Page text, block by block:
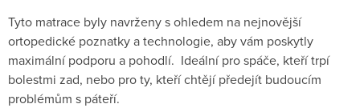
Tyto matrace byly navrženy s ohledem na nejnovější
ortopedické poznatky a technologie, aby vám poskytly
maximální podporu a pohodlí. Ideální pro spáče, kteří trpí
bolestmi zad, nebo pro ty, kteří chtějí předejít budoucím
problémům s páteří.